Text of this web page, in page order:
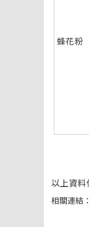
蜂花粉
以上資
相關連結：